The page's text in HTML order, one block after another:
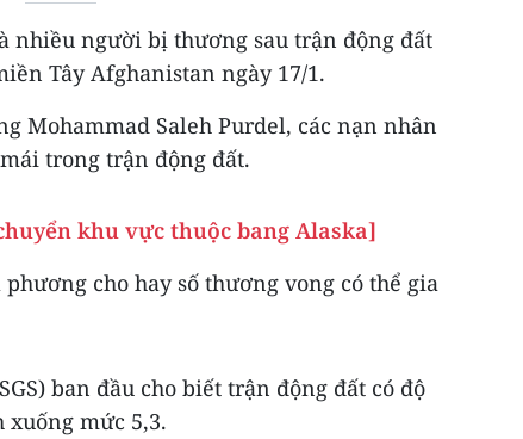
nhiều người bị thương sau trận động đất
Tây Afghanistan ngày 17/1.
Mohammad Saleh Purdel, các nạn nhân
trong trận động đất.
khu vực thuộc bang Alaska]
cho hay số thương vong có thể gia
ban đầu cho biết trận động đất có độ
mức 5,3.